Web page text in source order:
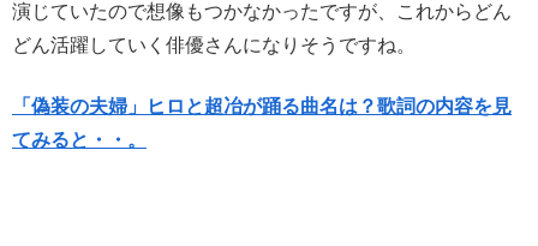
演じていたので想像もつかなかったですが、これからどん
どん活躍していく俳優さんになりそうですね。
「偽装の夫婦」ヒロと超冶が踊る曲名は？歌詞の内容を見
てみると・・。